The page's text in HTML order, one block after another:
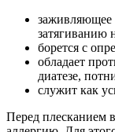
заживляющее
затягиванию
борется с
обладает
диатезе,
служит как
Перед плесканием